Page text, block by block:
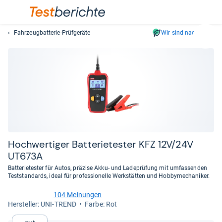
sich
Fahrzeugbatterie-Prüfgeräte Wir sind nachhaltig
Hoch­wer­ti­ger Bat­te­rie­tes­ter KFZ 12V/24V
UT673A
Batterietester für Autos, präzise Akku- und Ladeprüfung mit umfassenden
Teststandards, ideal für professionelle Werkstätten und Hobbymechaniker.
von
104 Meinungen
Her­stel­ler: UNI-TREND
Farbe: Rot